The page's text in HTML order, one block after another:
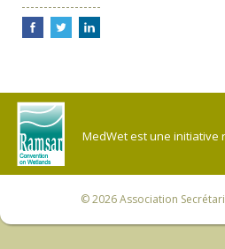
MedWet est une initiative
© 2026Association